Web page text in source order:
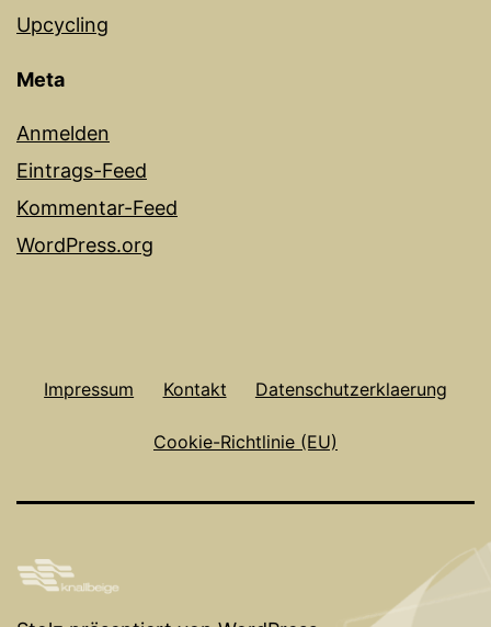
Upcycling
Meta
Anmelden
Eintrags-Feed
Kommentar-Feed
WordPress.org
Impressum Kontakt Datenschutzerklaerung
Cookie-Richtlinie (EU)